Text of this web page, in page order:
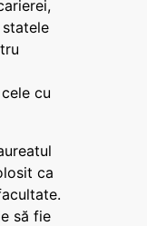
cu
ca
să fie